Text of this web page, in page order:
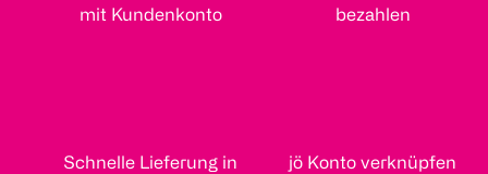
mit Kundenkonto
bezahlen
Schnelle Lieferung in
jö Konto verknüpfen